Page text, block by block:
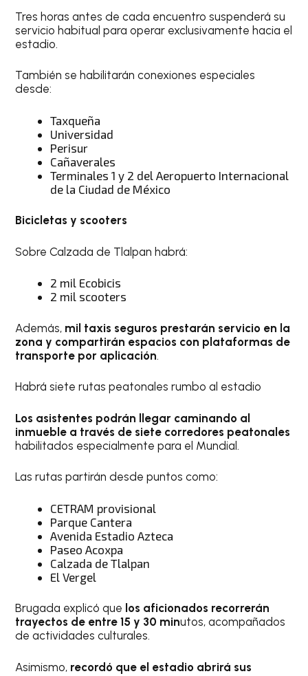
Tres horas antes de cada encuentro suspenderá su
servicio habitual para operar exclusivamente hacia el
estadio.
También se habilitarán conexiones especiales
desde:
Taxqueña
Universidad
Perisur
Cañaverales
Terminales 1 y 2 del Aeropuerto Internacional
de la Ciudad de México
Bicicletas y scooters
Sobre Calzada de Tlalpan habrá:
2 mil Ecobicis
2 mil scooters
Además, mil taxis seguros prestarán servicio en la
zona y compartirán espacios con plataformas de
transporte por aplicación.
Habrá siete rutas peatonales rumbo al estadio
Los asistentes podrán llegar caminando al
inmueble a través de siete corredores peatonales
habilitados especialmente para el Mundial.
Las rutas partirán desde puntos como:
CETRAM provisional
Parque Cantera
Avenida Estadio Azteca
Paseo Acoxpa
Calzada de Tlalpan
El Vergel
Brugada explicó que los aficionados recorrerán
trayectos de entre 15 y 30 minutos, acompañados
de actividades culturales.
Asimismo, recordó que el estadio abrirá sus